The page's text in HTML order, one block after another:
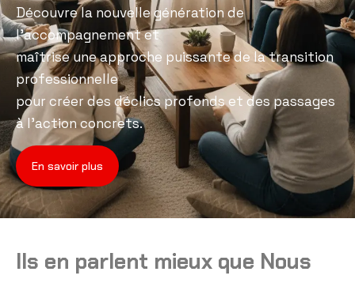
Découvre la nouvelle génération de
l’accompagnement et
maîtrise une approche puissante de la transition
professionnelle
pour créer des déclics profonds et des passages
à l’action concrets.
En savoir plus
Ils en parlent mieux que Nous